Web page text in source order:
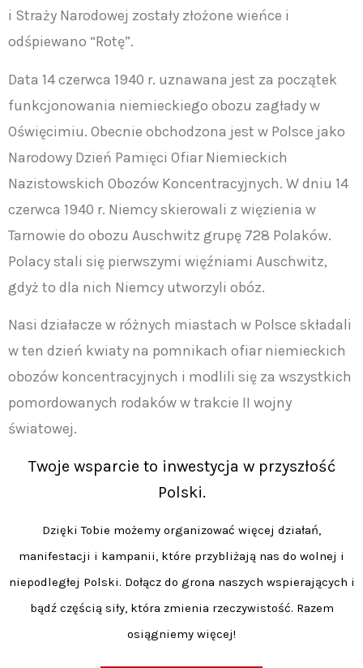
i Straży Narodowej zostały złożone wieńce i
odśpiewano “Rotę”.
Data 14 czerwca 1940 r. uznawana jest za początek
funkcjonowania niemieckiego obozu zagłady w
Oświęcimiu. Obecnie obchodzona jest w Polsce jako
Narodowy Dzień Pamięci Ofiar Niemieckich
Nazistowskich Obozów Koncentracyjnych. W dniu 14
czerwca 1940 r. Niemcy skierowali z więzienia w
Tarnowie do obozu Auschwitz grupę 728 Polaków.
Polacy stali się pierwszymi więźniami Auschwitz,
gdyż to dla nich Niemcy utworzyli obóz.
Nasi działacze w różnych miastach w Polsce składali
w ten dzień kwiaty na pomnikach ofiar niemieckich
obozów koncentracyjnych i modlili się za wszystkich
pomordowanych rodaków w trakcie II wojny
światowej.
Twoje wsparcie to inwestycja w przyszłość
Polski.
Dzięki Tobie możemy organizować więcej działań,
manifestacji i kampanii, które przybliżają nas do wolnej i
niepodległej Polski. Dołącz do grona naszych wspierających i
bądź częścią siły, która zmienia rzeczywistość. Razem
osiągniemy więcej!